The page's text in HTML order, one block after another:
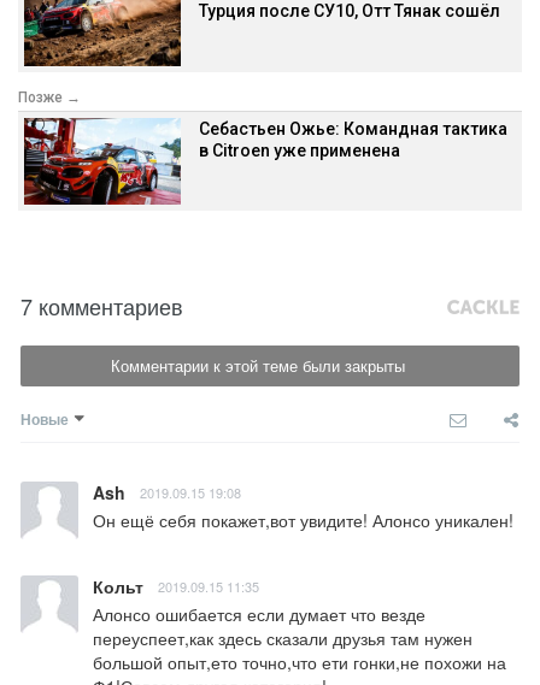
Турция после СУ10, Отт Тянак сошёл
Позже →
Себастьен Ожье: Командная тактика
в Citroen уже применена
7 комментариев
Комментарии к этой теме были закрыты
Новые
Ash 2019.09.15 19:08
Он ещё себя покажет,вот увидите! Алонсо уникален!
Кольт 2019.09.15 11:35
Алонсо ошибается если думает что везде
переуспеет,как здесь сказали друзья там нужен
большой опыт,ето точно,что ети гонки,не похожи на